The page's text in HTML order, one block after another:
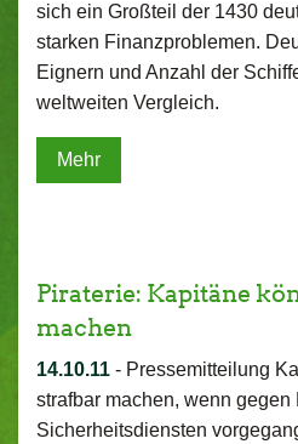
sich ein Großteil der 1430
starken Finanzproblemen.
Eignern und Anzahl der
weltweiten Vergleich.
Mehr
Piraterie: Kapitäne
machen
14.10.11 - Pressemitteilung
strafbar machen, wenn gegen
Sicherheitsdiensten